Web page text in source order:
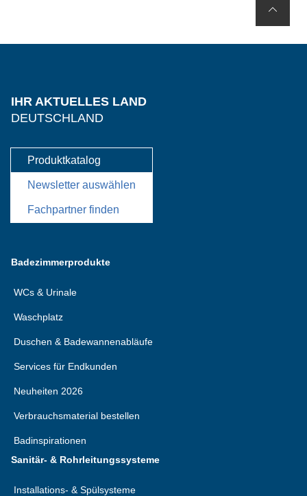
IHR AKTUELLES LAND
DEUTSCHLAND
Produktkatalog
Newsletter auswählen
Fachpartner finden
Badezimmerprodukte
WCs & Urinale
Waschplatz
Duschen & Badewannenabläufe
Services für Endkunden
Neuheiten 2026
Verbrauchsmaterial bestellen
Badinspirationen
Sanitär- & Rohrleitungssysteme
Installations- & Spülsysteme